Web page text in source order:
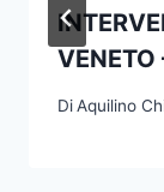
DiAquilino